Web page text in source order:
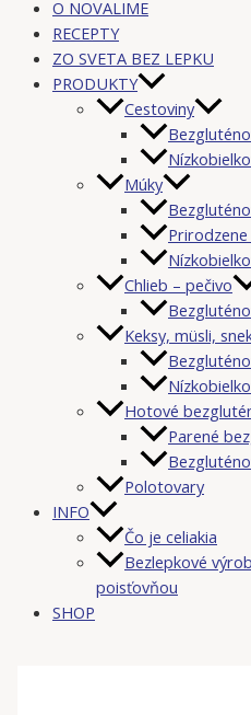
O NOVALIME
RECEPTY
ZO SVETA BEZ LEPKU
PRODUKTY
Cestoviny
Múky
Chlieb – pečivo
Keksy, müsli,
Hotové
Parené
Polotovary
INFO
Čo je celiakia
Bezlepkové
poisťovňou
SHOP